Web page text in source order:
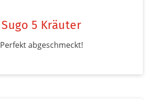
Sugo 5 Kräuter
Perfekt abgeschmeckt!